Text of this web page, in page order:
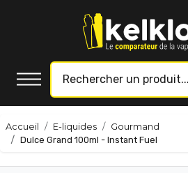
Accueil E-liquides
Gourmand
Dulce Grand 100ml - Instant Fuel